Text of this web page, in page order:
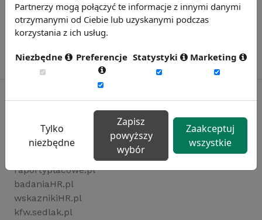
Rynekpracy.pl
sedlak.pl
raportyplacowe.pl
badaniaHR.pl
wskaznikiHR.pl
kfw.sedlak.pl
Partnerzy mogą połączyć te informacje z innymi danymi
otrzymanymi od Ciebie lub uzyskanymi podczas
korzystania z ich usług.
Niezbędne Preferencje Statystyki Marketing
Tylko
niezbędne
Zapisz
powyższy
wybór
Zaakceptuj
wszystkie